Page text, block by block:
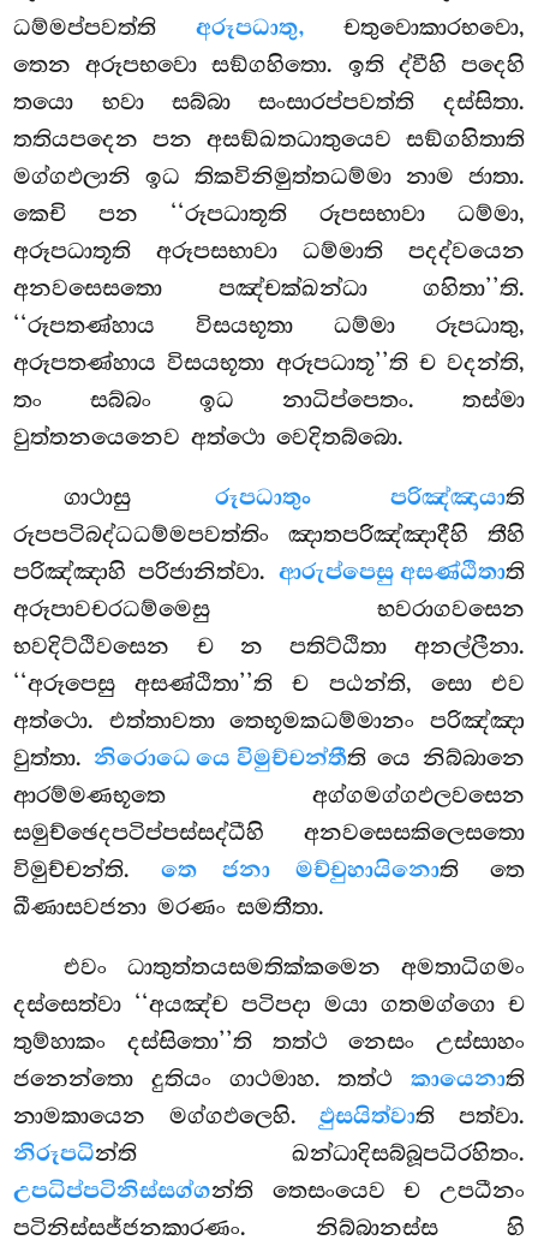
ධම්මප්පවත්ති අරූපධාතු, චතුවොකාරභවො,
තෙන අරූපභවො සඞ්ගහිතො. ඉති ද්වීහි පදෙහි
තයො භවා සබ්බා සංසාරප්පවත්ති දස්සිතා.
තතියපදෙන පන අසඞ්ඛතධාතුයෙව සඞ්ගහිතාති
මග්ගඵලානි ඉධ තිකවිනිමුත්තධම්මා නාම ජාතා.
කෙචි පන ‘‘රූපධාතූති රූපසභාවා ධම්මා,
අරූපධාතූති අරූපසභාවා ධම්මාති පදද්වයෙන
අනවසෙසතො පඤ්චක්ඛන්ධා ගහිතා’’ති.
‘‘රූපතණ්හාය විසයභූතා ධම්මා රූපධාතු,
අරූපතණ්හාය විසයභූතා අරූපධාතූ’’ති ච වදන්ති,
තං සබ්බං ඉධ නාධිප්පෙතං. තස්මා
වුත්තනයෙනෙව අත්ථො වෙදිතබ්බො.
ගාථාසුරූපධාතුං පරිඤ්ඤායාති
රූපපටිබද්ධධම්මපවත්තිං ඤාතපරිඤ්ඤාදීහි තීහි
පරිඤ්ඤාහි පරිජානිත්වා. ආරුප්පෙසු අසණ්ඨිතාති
අරූපාවචරධම්මෙසු භවරාගවසෙන
භවදිට්ඨිවසෙන ච න පතිට්ඨිතා අනල්ලීනා.
‘‘අරූපෙසු අසණ්ඨිතා’’ති ච පඨන්ති, සො එව
අත්ථො. එත්තාවතා තෙභූමකධම්මානං පරිඤ්ඤා
වුත්තා. නිරොධෙ යෙ විමුච්චන්තීති යෙ නිබ්බානෙ
ආරම්මණභූතෙ අග්ගමග්ගඵලවසෙන
සමුච්ඡෙදපටිප්පස්සද්ධීහි අනවසෙසකිලෙසතො
විමුච්චන්ති.තෙ ජනා මච්චුහායිනොති තෙ
ඛීණාසවජනා මරණං සමතීතා.
එවං ධාතුත්තයසමතික්කමෙන අමතාධිගමං
දස්සෙත්වා ‘‘අයඤ්ච පටිපදා මයා ගතමග්ගො ච
තුම්හාකං දස්සිතො’’ති තත්ථ නෙසං උස්සාහං
ජනෙන්තො දුතියං ගාථමාහ. තත්ථ කායෙනාති
නාමකායෙන මග්ගඵලෙහි.ඵුසයිත්වාති පත්වා.
නිරූපධින්ති ඛන්ධාදිසබ්බූපධිරහිතං.
උපධිප්පටිනිස්සග්ගන්ති තෙසංයෙව ච උපධීනං
පටිනිස්සජ්ජනකාරණං. නිබ්බානස්ස හි